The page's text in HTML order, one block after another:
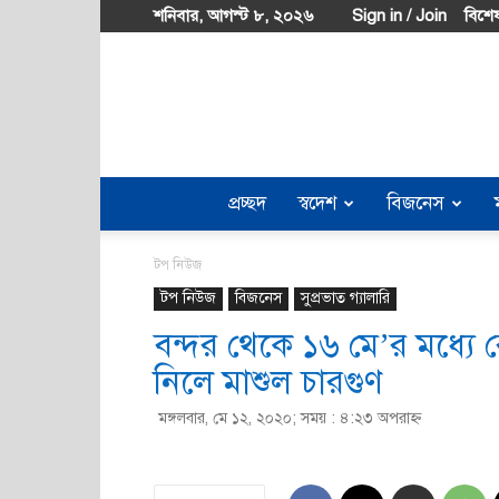
শনিবার, আগস্ট ৮, ২০২৬ Sign in / Join
প্রচ্ছদ স্বদেশ বিজনেস
টপ নিউজ
টপ নিউজ বিজনেস সুপ্রভাত গ্যালারি
বন্দর থেকে ১৬ মে’র মধ্যে
নিলে মাশুল চারগুণ
মঙ্গলবার, মে ১২, ২০২০; সময় : ৪:২৩ অপরাহ্ণ